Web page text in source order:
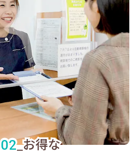
02_お得な